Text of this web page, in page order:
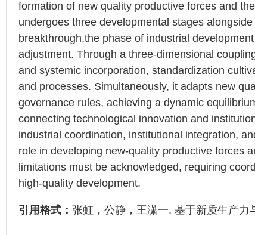
formation of new quality productive forces and
undergoes three developmental stages
breakthrough,the phase of industrial
adjustment. Through a three-dimensional
and systemic incorporation, standardization
and processes. Simultaneously, it adapts new
governance rules, achieving a dynamic
connecting technological innovation and
industrial coordination, institutional integration,
role in developing new-quality productive forces
limitations must be acknowledged, requiring
high-quality development.
引用格式： 张虹，公静，王潇一. 基于新质生产